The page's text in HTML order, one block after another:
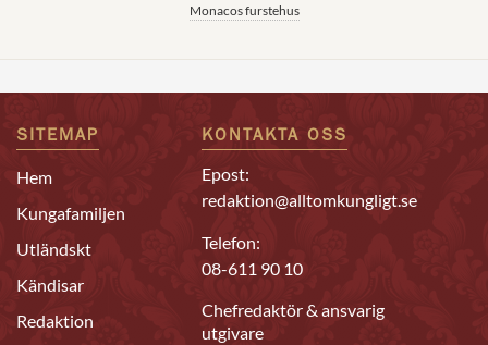
Monacos furstehus
SITEMAP
Hem
Kungafamiljen
Utländskt
Kändisar
Redaktion
KONTAKTA OSS
Epost:
redaktion@alltomkungligt.se
Telefon:
08-611 90 10
Chefredaktör & ansvarig
utgivare